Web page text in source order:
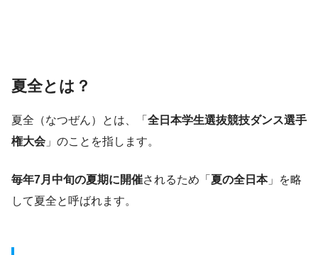
夏全とは？
夏全（なつぜん）とは、「 全日本学生選抜競技ダンス選手
権大会 」のことを指します。
毎年7月中旬の夏期に開催されるため「 夏の全日本」を略
して夏全と呼ばれます。